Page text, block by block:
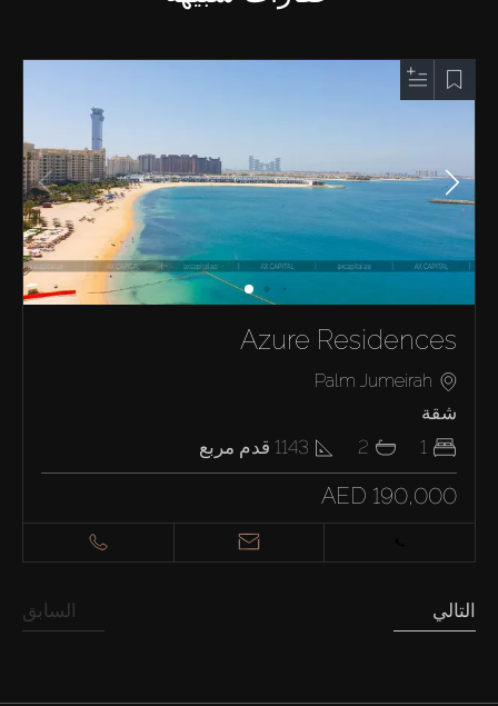
Azure Residences
Palm Jumeirah
شقة
1
2
1143 قدم مربع
AED 190,000
السابق التالي